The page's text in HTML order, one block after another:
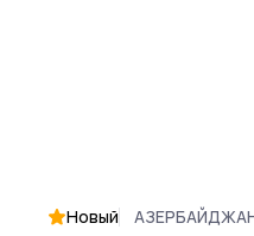
Новый